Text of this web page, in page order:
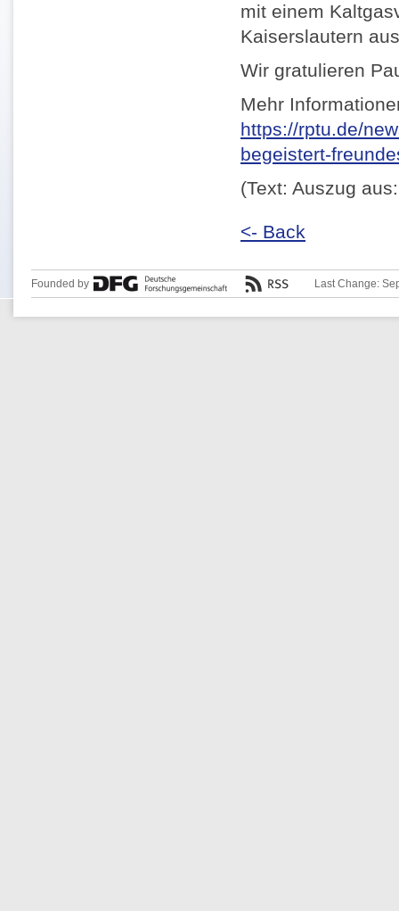
mit einem
Kaiserslautern
Wir gratulieren
Mehr
https://rptu.de/
begeistert-
(Text: Auszug
<- Back
Founded by Last Change: